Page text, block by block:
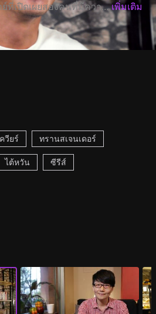
ที่เปิดเผยสองคนที่มีควา... เพิ่มเติม
วียร์ ทรานสเจนเดอร์
ไต้หวัน ซีรีส์